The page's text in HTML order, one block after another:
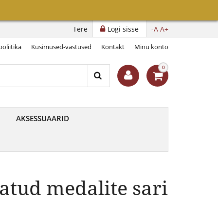
-A A+
Logi sisse
Tere
Küsimused-vastused Kontakt Minu konto
0
AKSESSUAARID
medalite sari